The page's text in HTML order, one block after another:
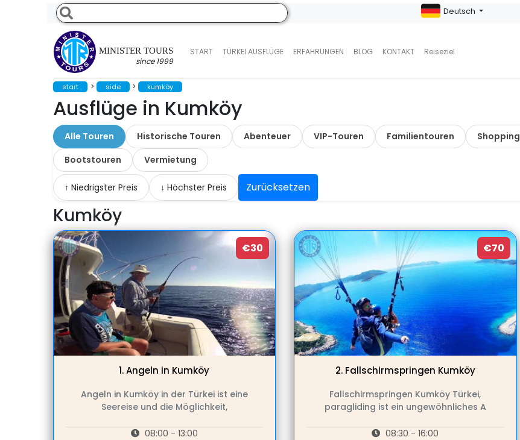
MINISTER TOURS
since 1999
START TÜRKEI AUSFLÜGE ERFAHRUNGEN BLOG KONTAKT Reiseziel
Deutsch
start > side > kumköy
Ausflüge in Kumköy
Alle Touren Historische Touren Abenteuer VIP-Touren Familientouren Shopping
Bootstouren
Vermietung
↑ Niedrigster Preis ↓ Höchster Preis Zurücksetzen
Kumköy
€30
1.Angeln in Kumköy
Angeln in Kumköy in der Türkei ist eine
Seereise und die Möglichkeit,
08:00 - 13:00
€70
2. Fallschirmspringen Kumköy
Fallschirmspringen Kumköy Türkei,
paragliding ist ein ungewöhnliches A
08:30 - 16:00